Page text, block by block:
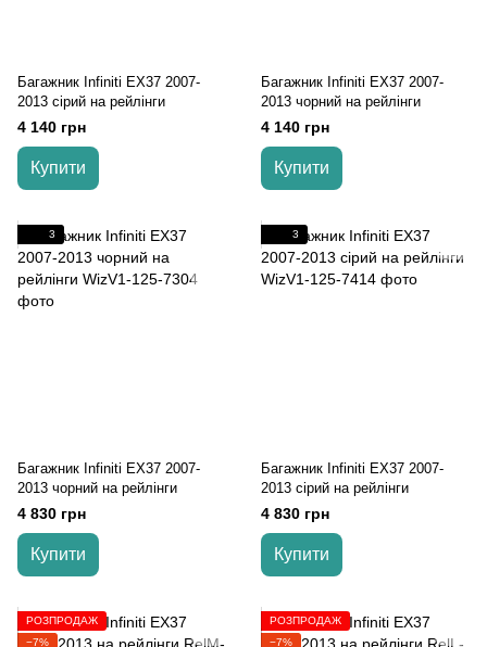
Багажник Infiniti EX37 2007-
2013 cірий на рейлінги
4 140 грн
Купити
Багажник Infiniti EX37 2007-
2013 чорний на рейлінги
4 140 грн
Купити
3
Багажник Infiniti EX37 2007-
2013 чорний на рейлінги
4 830 грн
Купити
3
Багажник Infiniti EX37 2007-
2013 сірий на рейлінги
4 830 грн
Купити
РОЗПРОДАЖ
−7%
РОЗПРОДАЖ
−7%